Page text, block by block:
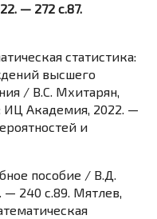
— 272 c.87.
статистика:
высшего
/ В.С. Мхитарян,
Академия, 2022. —
и
пособие / В.Д.
240 c.89. Мятлев,